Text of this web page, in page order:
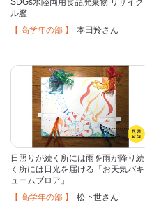
SDGs水陸両用食品廃棄物 リサイク
ル艦
【 高学年の部 】 本田羚さん
日照りが続く所には雨を雨が降り続
く所には日光を届ける「お天気バキ
ュームブロア」
【 高学年の部 】 松下世さん